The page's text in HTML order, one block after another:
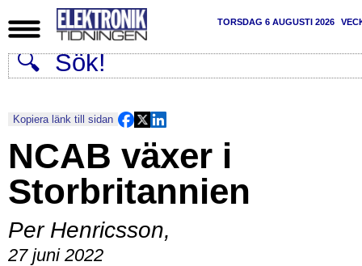
TORSDAG 6 AUGUSTI 2026
Kopiera länk till sidan
NCAB växer i
Storbritannien
Per Henricsson,
27 juni 2022